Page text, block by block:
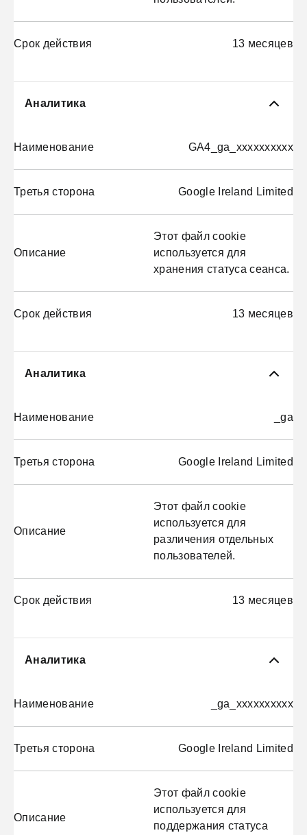
Срок действия 13 месяцев
Аналитика
Наименование GA4_ga_xxxxxxxxxx
Третья сторона Google Ireland Limited
Описание
Этот файл cookie
используется для
хранения статуса сеанса.
Срок действия 13 месяцев
Аналитика
Наименование _ga
Третья сторона Google Ireland Limited
Описание
Этот файл cookie
используется для
различения отдельных
пользователей.
Срок действия 13 месяцев
Аналитика
Наименование _ga_xxxxxxxxxx
Третья сторона Google Ireland Limited
Описание
Этот файл cookie
используется для
поддержания статуса